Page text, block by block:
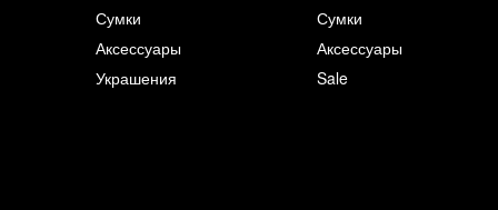
Сумки
Аксессуары
Украшения
Сумки
Аксессуары
Sale